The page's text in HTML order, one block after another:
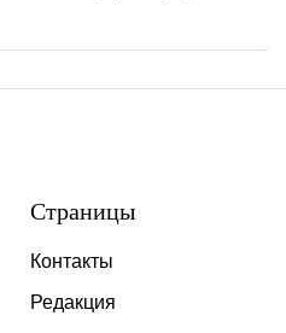
Страницы
Контакты
Редакция